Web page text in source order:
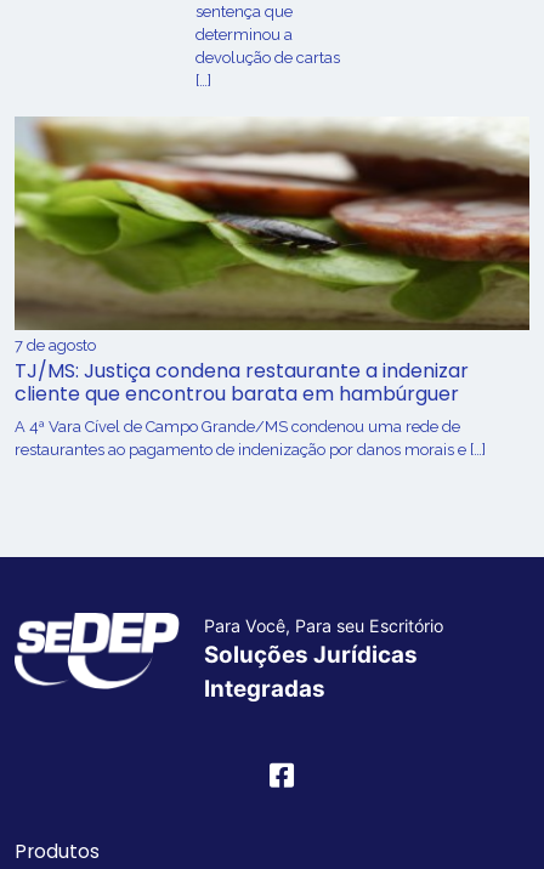
sentença que
determinou a
devolução de cartas
[…]
7 de agosto
TJ/MS: Justiça condena restaurante a indenizar
cliente que encontrou barata em hambúrguer
A 4ª Vara Cível de Campo Grande/MS condenou uma rede de
restaurantes ao pagamento de indenização por danos morais e […]
Para Você, Para seu Escritório
Soluções Jurídicas
Integradas
Produtos